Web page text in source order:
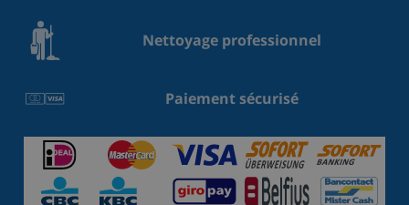
Nettoyage professionnel
Paiement sécurisé